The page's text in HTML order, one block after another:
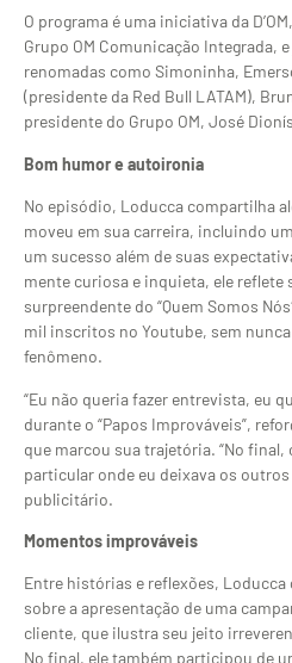
O programa é uma iniciativa da
Grupo OM Comunicação Integrada,
renomadas como Simoninha,
(presidente da Red Bull LATAM),
presidente do Grupo OM, José
Bom humor e autoironia
No episódio, Loducca compartilha
moveu em sua carreira, incluindo
um sucesso além de suas
mente curiosa e inquieta, ele reflete
surpreendente do “Quem Somos
mil inscritos no Youtube, sem
fenômeno.
“Eu não queria fazer entrevista, eu
durante o “Papos Improváveis”,
que marcou sua trajetória. “No final,
particular onde eu deixava os
publicitário.
Momentos improváveis
Entre histórias e reflexões,
sobre a apresentação de uma
cliente, que ilustra seu jeito
No final, ele também participou de